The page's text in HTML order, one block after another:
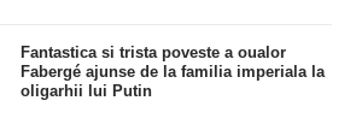
Fantastica si trista poveste a oualor
Fabergé ajunse de la familia imperiala la
oligarhii lui Putin